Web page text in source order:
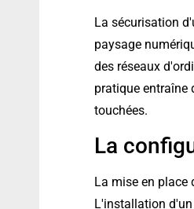
La sécurisation
paysage
des réseaux
pratique entraîne
touchées.
La
La mise en place
L'installation